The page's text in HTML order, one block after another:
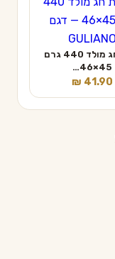
כרית חג מולד 440 גרם
45×46…
₪ 41.90